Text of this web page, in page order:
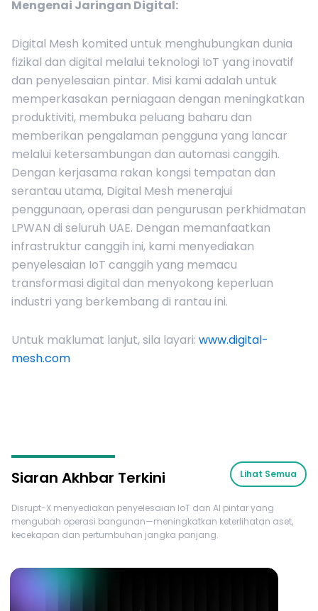
Mengenai Jaringan Digital:
Digital Mesh komited untuk menghubungkan dunia
fizikal dan digital melalui teknologi IoT yang inovatif
dan penyelesaian pintar. Misi kami adalah untuk
memperkasakan perniagaan dengan meningkatkan
produktiviti, membuka peluang baharu dan
memberikan pengalaman pengguna yang lancar
melalui ketersambungan dan automasi canggih.
Dengan kerjasama rakan kongsi tempatan dan
serantau utama, Digital Mesh menerajui
penggunaan, operasi dan pengurusan perkhidmatan
LPWAN di seluruh UAE. Dengan memanfaatkan
infrastruktur canggih ini, kami menyediakan
penyelesaian IoT canggih yang memacu
transformasi digital dan menyokong keperluan
industri yang berkembang di rantau ini.
Untuk maklumat lanjut, sila layari: www.digital-
mesh.com
Siaran Akhbar Terkini Lihat Semua
Disrupt-X menyediakan penyelesaian IoT dan AI pintar yang
mengubah operasi bangunan—meningkatkan keterlihatan aset,
kecekapan dan pertumbuhan jangka panjang.